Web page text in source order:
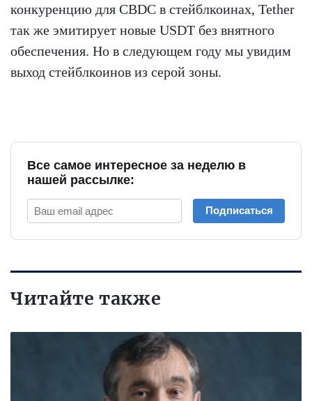
конкуренцию для CBDC в стейблкоинах, Tether
так же эмитирует новые USDT без внятного
обеспечения. Но в следующем году мы увидим
выход стейблкоинов из серой зоны.
Все самое интересное за неделю в
нашей рассылке:
Подписаться
Читайте также